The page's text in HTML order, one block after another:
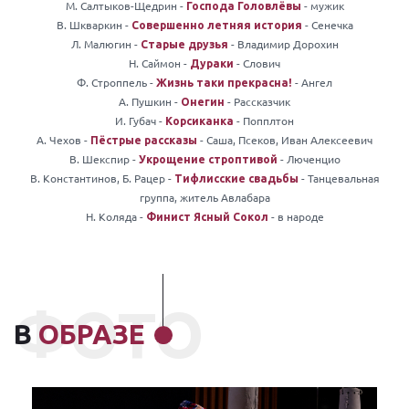
М. Салтыков-Щедрин - Господа Головлёвы - мужик
В. Шкваркин - Совершенно летняя история - Сенечка
Л. Малюгин - Старые друзья - Владимир Дорохин
Н. Саймон - Дураки - Слович
Ф. Строппель - Жизнь таки прекрасна! - Ангел
А. Пушкин - Онегин - Рассказчик
И. Губач - Корсиканка - Попплтон
А. Чехов - Пёстрые рассказы - Саша, Псеков, Иван Алексеевич
В. Шекспир - Укрощение строптивой - Люченцио
В. Константинов, Б. Рацер - Тифлисские свадьбы - Танцевальная
группа, житель Авлабара
Н. Коляда - Финист Ясный Сокол - в народе
В ОБРАЗЕ
ФОТО